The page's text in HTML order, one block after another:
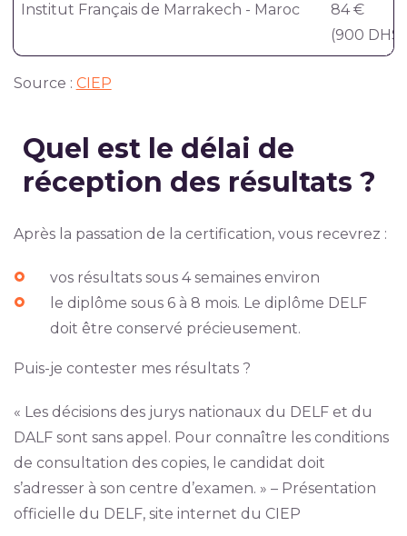
Institut Français de Marrakech - Maroc
84 €
(900 DHS)
Source : CIEP
Quel est le délai de
réception des résultats ?
Après la passation de la certification, vous recevrez :
vos résultats sous 4 semaines environ
le diplôme sous 6 à 8 mois. Le diplôme DELF
doit être conservé précieusement.
Puis-je contester mes résultats ?
« Les décisions des jurys nationaux du DELF et du
DALF sont sans appel. Pour connaître les conditions
de consultation des copies, le candidat doit
s’adresser à son centre d’examen. » – Présentation
officielle du DELF, site internet du CIEP